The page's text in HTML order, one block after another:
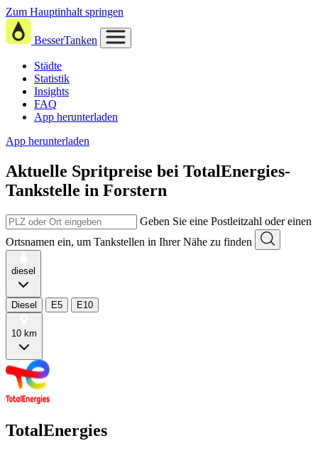
Zum Hauptinhalt springen
BesserTanken
Städte
Statistik
Insights
FAQ
App herunterladen
App herunterladen
Aktuelle Spritpreise bei TotalEnergies-
Tankstelle in Forstern
Geben Sie eine Postleitzahl oder einen
Ortsnamen ein, um Tankstellen in Ihrer Nähe zu finden
diesel
Diesel E5 E10
10 km
TotalEnergies